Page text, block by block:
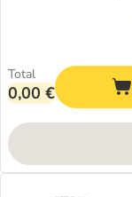
Total
0,00 €